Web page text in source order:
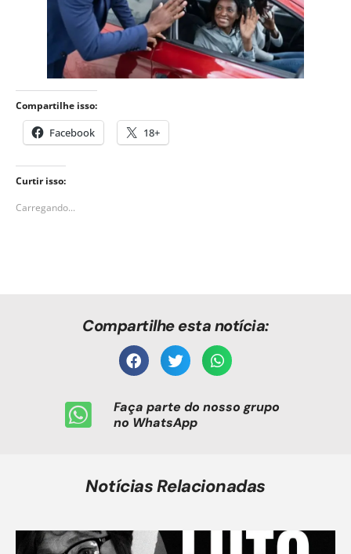
Compartilhe isso:
Facebook 18+
Curtir isso:
Carregando...
Compartilhe esta notícia:
Faça parte do nosso grupo
no WhatsApp
Notícias Relacionadas